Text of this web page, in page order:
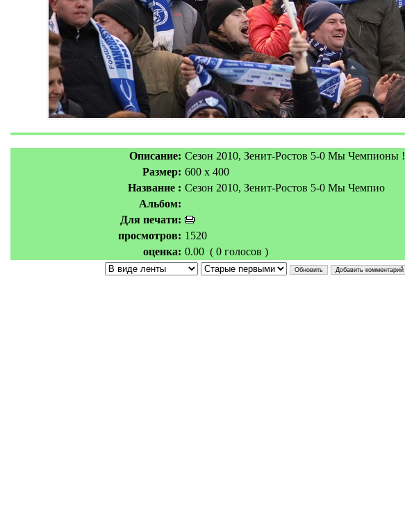
Описание: Сезон 2010, Зенит-Ростов 5-0 Мы Чемпионы !
Размер: 600 x 400
Название : Сезон 2010, Зенит-Ростов 5-0 Мы Чемпио
Альбом:
Для печати:
просмотров: 1520
оценка: 0.00 ( 0 голосов )